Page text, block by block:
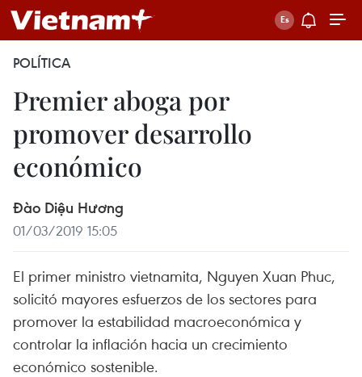
POLÍTICA
Premier aboga por
promover desarrollo
económico
Đào Diệu Hương
01/03/2019 15:05
El primer ministro vietnamita, Nguyen Xuan Phuc,
solicitó mayores esfuerzos de los sectores para
promover la estabilidad macroeconómica y
controlar la inflación hacia un crecimiento
económico sostenible.